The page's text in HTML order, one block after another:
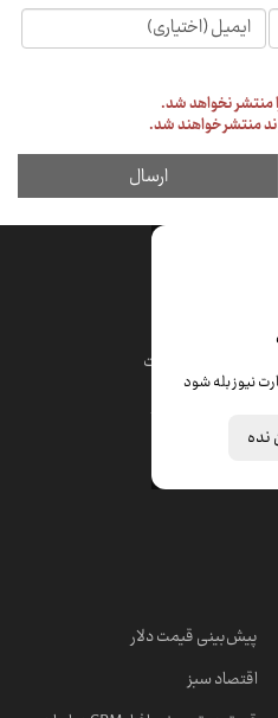
نیوز بله شود
نده
قیمت درهم امارات
پیش‌بینی قیمت دلار
اقتصاد سبز